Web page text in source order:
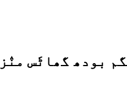
بودھ گھاٹَس